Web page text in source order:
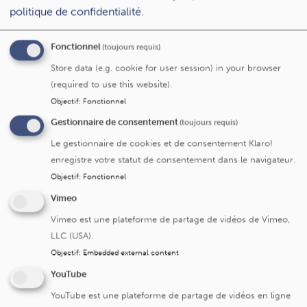
d’une grippe sévère (par un mécanisme qui reste encore à
élucider). A l’inverse, lorsqu’elle est
corps, les scientifiques observent une
développer une forme persistante de la maladie
La bonne nouvelle, c’est que l’action protectrice de cette
bactérie était déjà connue dans le cadre de la grippe
infectieuse. Cette nouvelle découverte, publiée dans la
revue scientifique Microbiology Spectrum, vient donc
renforcer le rôle potentiellement bénéfique de cette
bactérieDolosigranulum pigrum et permettra, les
scientifiques l’espèrent, d’
domaine et envisager de nouvelles stratégies
thérapeutiques avec la perspective du
sous forme de spray nasal
prendre en amont de la saison hivernale, afin de protéger
la population des maladies infectieuses sévères telles que
le covid-19 ou la grippe.
Autre constat important de cette étude,l’impact des
politique de confidentialité.
Fonctionnel(toujours requis)
Store data (e.g. cookie for user session) in your browser
(required to use this website).
Objectif: Fonctionnel
Gestionnaire de consentement(toujours requis)
Le gestionnaire de cookies et de consentement Klaro!
enregistre votre statut de consentement dans le navigateur.
Objectif: Fonctionnel
Vimeo
Vimeo est une plateforme de partage de vidéos de Vimeo,
LLC (USA).
Objectif: Embedded external content
YouTube
YouTube est une plateforme de partage de vidéos en ligne